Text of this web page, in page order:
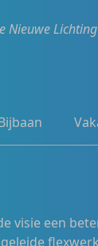
Nieuwe Lichting
visie een